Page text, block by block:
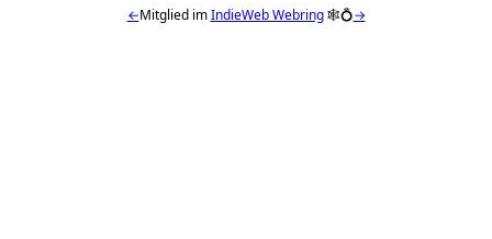
←Mitglied imIndieWeb Webring🕸💍→